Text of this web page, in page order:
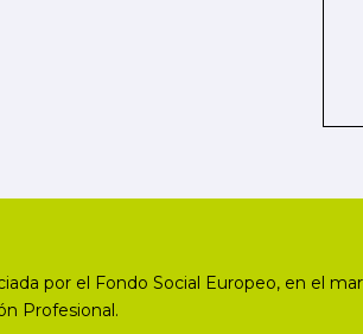
por el Fondo Social Europeo, en el
Profesional.